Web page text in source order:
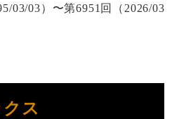
03/03）〜第6951回（2026/03/
ス